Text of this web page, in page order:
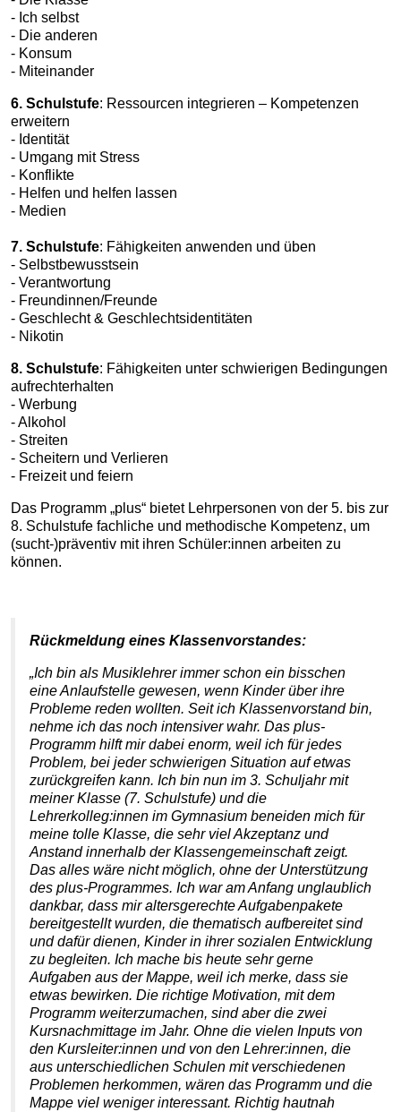
- Ich selbst
- Die anderen
- Konsum
- Miteinander
6. Schulstufe: Ressourcen integrieren – Kompetenzen
erweitern
- Identität
- Umgang mit Stress
- Konflikte
- Helfen und helfen lassen
- Medien
7. Schulstufe: Fähigkeiten anwenden und üben
- Selbstbewusstsein
- Verantwortung
- Freundinnen/Freunde
- Geschlecht & Geschlechtsidentitäten
- Nikotin
8. Schulstufe: Fähigkeiten unter schwierigen Bedingungen
aufrechterhalten
- Werbung
- Alkohol
- Streiten
- Scheitern und Verlieren
- Freizeit und feiern
Das Programm „plus“ bietet Lehrpersonen von der 5. bis zur
8. Schulstufe fachliche und methodische Kompetenz, um
(sucht-)präventiv mit ihren Schüler:innen arbeiten zu
können.
Rückmeldung eines Klassenvorstandes:
„Ich bin als Musiklehrer immer schon ein bisschen
eine Anlaufstelle gewesen, wenn Kinder über ihre
Probleme reden wollten. Seit ich Klassenvorstand bin,
nehme ich das noch intensiver wahr. Das plus-
Programm hilft mir dabei enorm, weil ich für jedes
Problem, bei jeder schwierigen Situation auf etwas
zurückgreifen kann. Ich bin nun im 3. Schuljahr mit
meiner Klasse (7. Schulstufe) und die
Lehrerkolleg:innen im Gymnasium beneiden mich für
meine tolle Klasse, die sehr viel Akzeptanz und
Anstand innerhalb der Klassengemeinschaft zeigt.
Das alles wäre nicht möglich, ohne der Unterstützung
des plus-Programmes. Ich war am Anfang unglaublich
dankbar, dass mir altersgerechte Aufgabenpakete
bereitgestellt wurden, die thematisch aufbereitet sind
und dafür dienen, Kinder in ihrer sozialen Entwicklung
zu begleiten. Ich mache bis heute sehr gerne
Aufgaben aus der Mappe, weil ich merke, dass sie
etwas bewirken. Die richtige Motivation, mit dem
Programm weiterzumachen, sind aber die zwei
Kursnachmittage im Jahr. Ohne die vielen Inputs von
den Kursleiter:innen und von den Lehrer:innen, die
aus unterschiedlichen Schulen mit verschiedenen
Problemen herkommen, wären das Programm und die
Mappe viel weniger interessant. Richtig hautnah